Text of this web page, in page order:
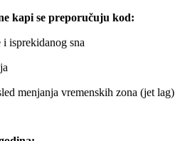
kapi se preporučuju kod:
isprekidanog sna
menjanja vremenskih zona (jet lag)